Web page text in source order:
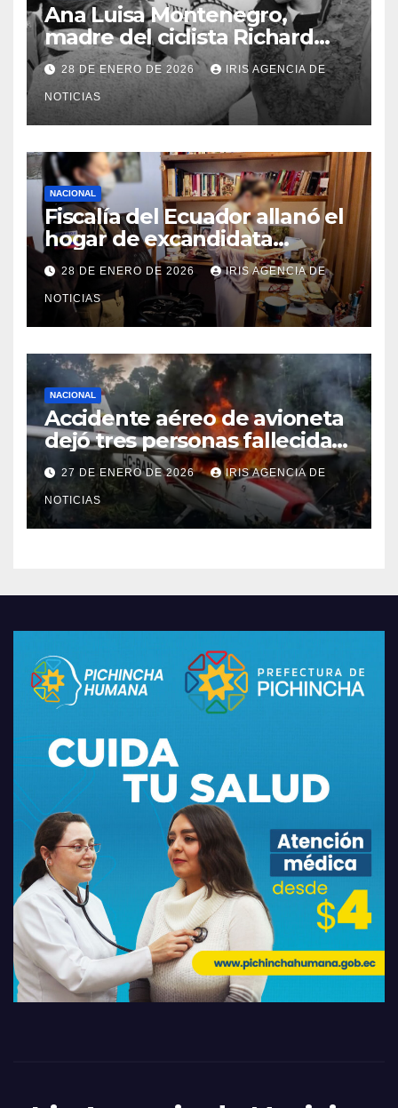
Ana Luisa Montenegro,
madre del ciclista Richard
Carapaz falleció en Tulcán, a
los 73 años
28 DE ENERO DE 2026 IRIS AGENCIA DE
NOTICIAS
NACIONAL
Fiscalía del Ecuador allanó el
hogar de excandidata
presidencial vinculada al caso
Caja Chica
28 DE ENERO DE 2026 IRIS AGENCIA DE
NOTICIAS
NACIONAL
Accidente aéreo de avioneta
dejó tres personas fallecidas
en provincia de Morona
Santiago
27 DE ENERO DE 2026 IRIS AGENCIA DE
NOTICIAS